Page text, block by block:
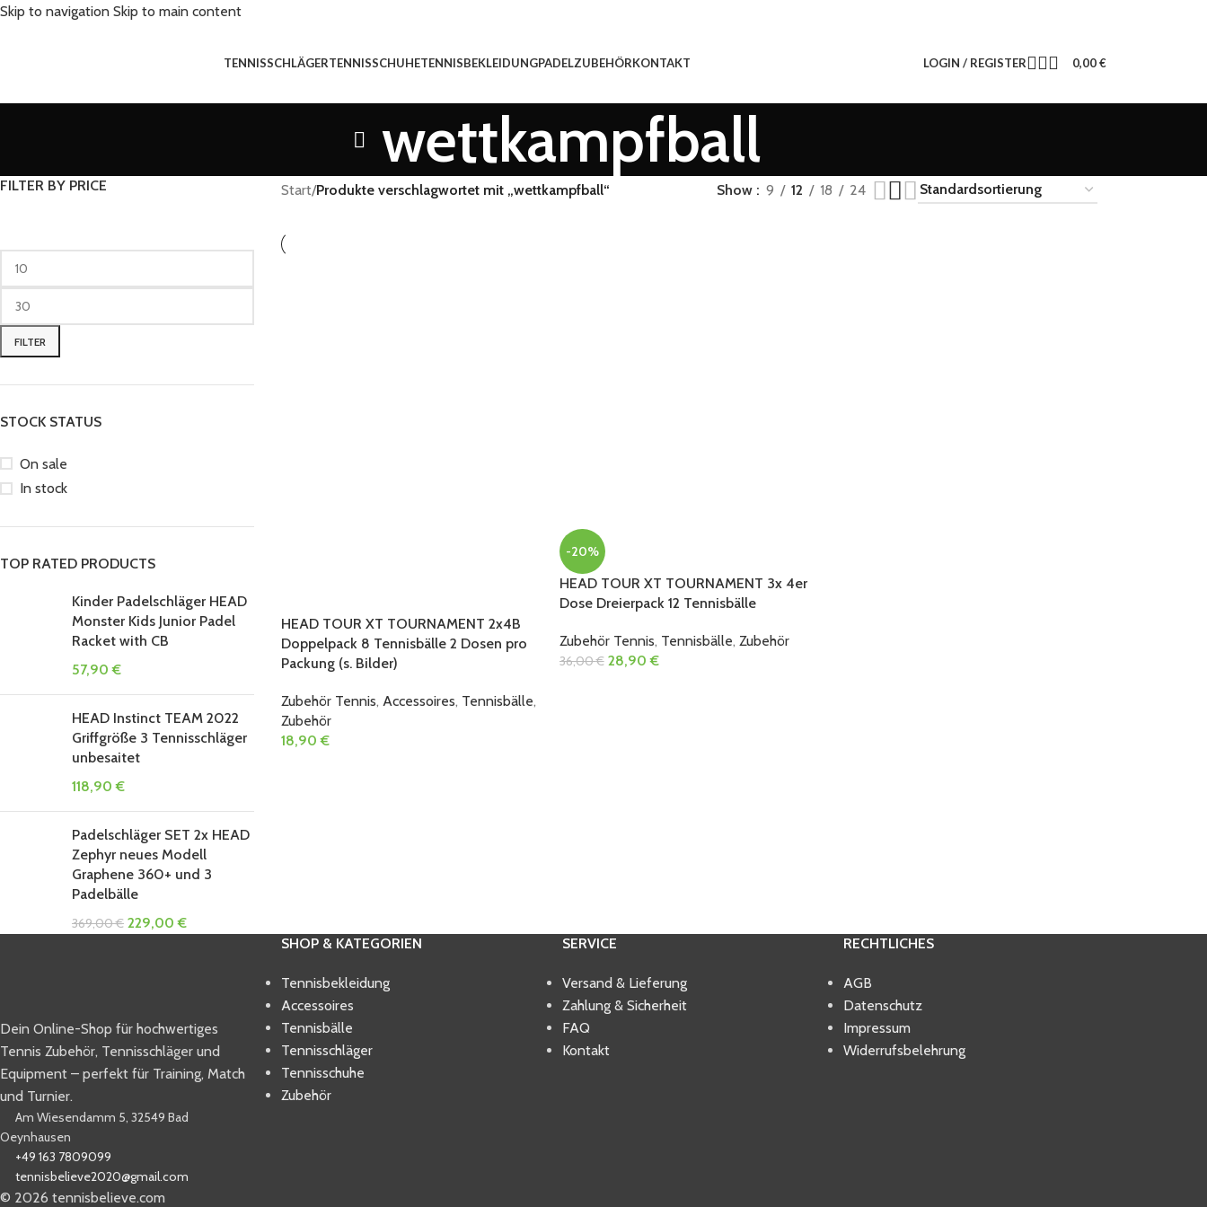
Skip to navigation Skip to main content
TENNISSCHLÄGERTENNISSCHUHETENNISBEKLEIDUNGPADELZUBEHÖRKONTAKT LOGIN / REGISTER 0,00€
wettkampfball
FILTER BY PRICE
FILTER
STOCK STATUS
On sale
In stock
TOP RATED PRODUCTS
Kinder Padelschläger HEAD
Monster Kids Junior Padel
Racket with CB
57,90€
HEAD Instinct TEAM 2022
Griffgröße 3 Tennisschläger
unbesaitet
118,90€
Padelschläger SET 2x HEAD
Zephyr neues Modell
Graphene 360+ und 3
Padelbälle
369,00€ 229,00€
Start/Produkte verschlagwortet mit „wettkampfball“ Show 9 12 18 24
HEAD TOUR XT TOURNAMENT 2x4B
Doppelpack 8 Tennisbälle 2 Dosen pro
Packung (s. Bilder)
Zubehör Tennis, Accessoires, Tennisbälle,
Zubehör
18,90€
-20%
HEAD TOUR XT TOURNAMENT 3x 4er
Dose Dreierpack 12 Tennisbälle
Zubehör Tennis, Tennisbälle, Zubehör
36,00€ 28,90€
Dein Online-Shop für hochwertiges
Tennis Zubehör, Tennisschläger und
Equipment – perfekt für Training, Match
und Turnier.
Am Wiesendamm 5, 32549 Bad
Oeynhausen
+49 163 7809099
tennisbelieve2020@gmail.com
SHOP & KATEGORIEN
Tennisbekleidung
Accessoires
Tennisbälle
Tennisschläger
Tennisschuhe
Zubehör
SERVICE
Versand & Lieferung
Zahlung & Sicherheit
FAQ
Kontakt
RECHTLICHES
AGB
Datenschutz
Impressum
Widerrufsbelehrung
© 2026 tennisbelieve.com